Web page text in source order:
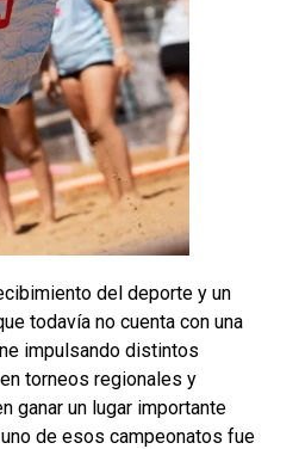
del deporte y un
todavía no cuenta con una
impulsando distintos
torneos regionales y
ganar un lugar importante
de esos campeonatos fue